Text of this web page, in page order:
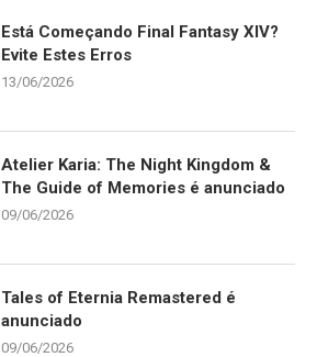
Está Começando Final Fantasy XIV?
Evite Estes Erros
13/06/2026
Atelier Karia: The Night Kingdom &
The Guide of Memories é anunciado
09/06/2026
Tales of Eternia Remastered é
anunciado
09/06/2026